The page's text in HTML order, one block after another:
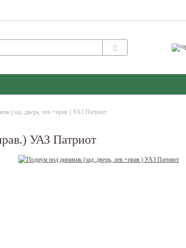
(зад. дверь, лев.+прав.) УАЗ Патриот
УАЗ Патриот